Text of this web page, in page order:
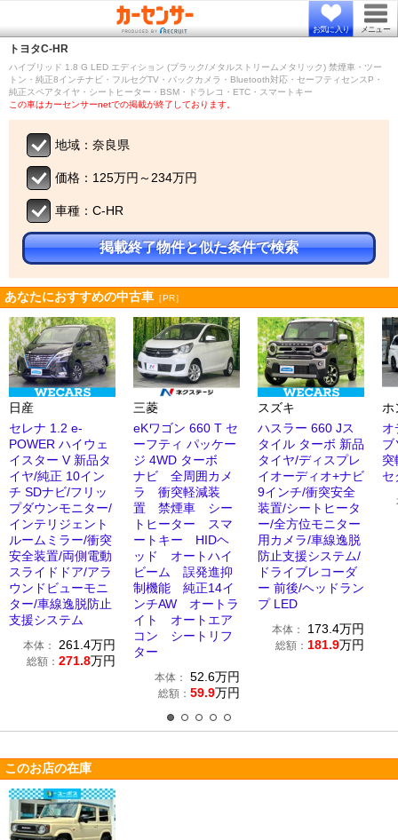
お気に入り メニュー
トヨタC-HR
ハイブリッド 1.8 G LED エディション (ブラック/メタルストリームメタリック) 禁煙車・ツー
トン・純正8インチナビ・フルセグTV・バックカメラ・Bluetooth対応・セーフティセンスP・
純正スペアタイヤ・シートヒーター・BSM・ドラレコ・ETC・スマートキー
この車はカーセンサーnetでの掲載が終了しております。
地域：奈良県
価格：125万円～234万円
車種：C-HR
掲載終了物件と似た条件で検索
あなたにおすすめの中古車 ［PR］
日産
セレナ 1.2 e-
POWER ハイウェ
イスター V 新品タ
イヤ/純正 10イン
チ SDナビ/フリッ
プダウンモニター/
インテリジェント
ルームミラー/衝突
安全装置/両側電動
スライドドア/アラ
ウンドビューモニ
ター/車線逸脱防止
支援システム
本体： 261.4万円
総額： 271.8万円
三菱
eKワゴン 660 T セ
ーフティ パッケー
ジ 4WD ターボ
ナビ 全周囲カメ
ラ 衝突軽減装
置 禁煙車 シー
トヒーター スマ
ートキー HIDヘ
ッド オートハイ
ビーム 誤発進抑
制機能 純正14イ
ンチAW オートラ
イト オートエア
コン シートリフ
ター
本体： 52.6万円
総額： 59.9万円
スズキ
ハスラー 660 Jス
タイル ターボ 新品
タイヤ/ディスプレ
イオーディオ+ナビ
9インチ/衝突安全
装置/シートヒータ
ー/全方位モニター
用カメラ/車線逸脱
防止支援システム/
ドライブレコーダ
ー 前後/ヘッドラン
プ LED
本体： 173.4万円
総額： 181.9万円
ホ
オ
ブ
突
セ
このお店の在庫